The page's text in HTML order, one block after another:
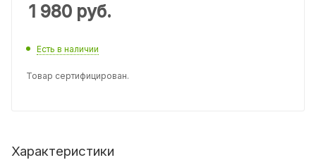
1 980 руб.
Есть в наличии
Товар сертифицирован.
Характеристики